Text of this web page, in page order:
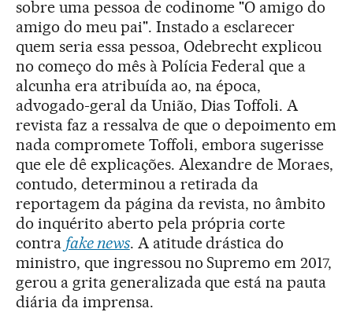
sobre uma pessoa de codinome "O amigo do
amigo do meu pai". Instado a esclarecer
quem seria essa pessoa, Odebrecht explicou
no começo do mês à Polícia Federal que a
alcunha era atribuída ao, na época,
advogado-geral da União, Dias Toffoli. A
revista faz a ressalva de que o depoimento em
nada compromete Toffoli, embora sugerisse
que ele dê explicações. Alexandre de Moraes,
contudo, determinou a retirada da
reportagem da página da revista, no âmbito
do inquérito aberto pela própria corte
contra fake news. A atitude drástica do
ministro, que ingressou no Supremo em 2017,
gerou a grita generalizada que está na pauta
diária da imprensa.